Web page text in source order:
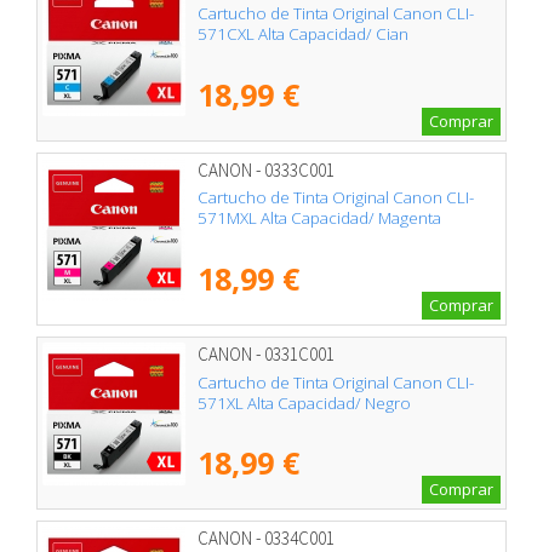
Cartucho de Tinta Original Canon CLI-
571CXL Alta Capacidad/ Cian
18,99 €
Comprar
CANON - 0333C001
Cartucho de Tinta Original Canon CLI-
571MXL Alta Capacidad/ Magenta
18,99 €
Comprar
CANON - 0331C001
Cartucho de Tinta Original Canon CLI-
571XL Alta Capacidad/ Negro
18,99 €
Comprar
CANON - 0334C001